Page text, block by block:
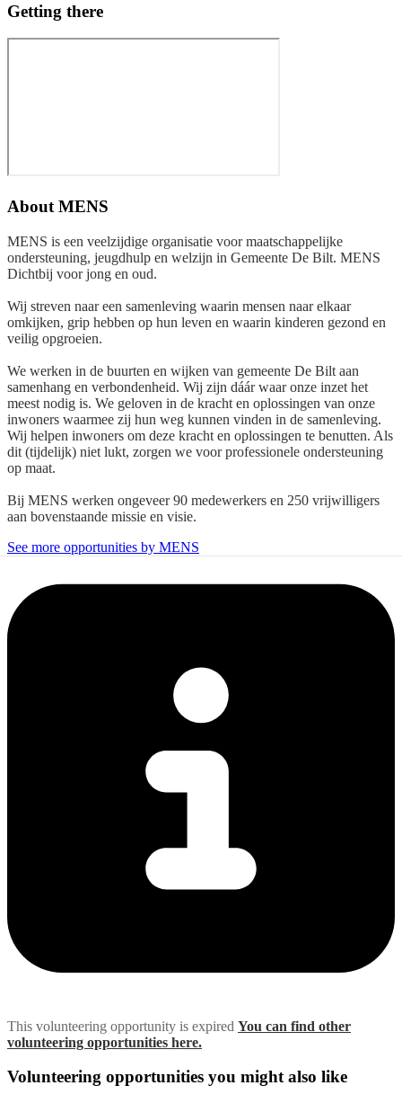
Getting there
About MENS
MENS is een veelzijdige organisatie voor maatschappelijke
ondersteuning, jeugdhulp en welzijn in Gemeente De Bilt. MENS
Dichtbij voor jong en oud.
Wij streven naar een samenleving waarin mensen naar elkaar
omkijken, grip hebben op hun leven en waarin kinderen gezond en
veilig opgroeien.
We werken in de buurten en wijken van gemeente De Bilt aan
samenhang en verbondenheid. Wij zijn dáár waar onze inzet het
meest nodig is. We geloven in de kracht en oplossingen van onze
inwoners waarmee zij hun weg kunnen vinden in de samenleving.
Wij helpen inwoners om deze kracht en oplossingen te benutten. Als
dit (tijdelijk) niet lukt, zorgen we voor professionele ondersteuning
op maat.
Bij MENS werken ongeveer 90 medewerkers en 250 vrijwilligers
aan bovenstaande missie en visie.
See more opportunities by MENS
This volunteering opportunity is expired You can find other
volunteering opportunities here.
Volunteering opportunities you might also like